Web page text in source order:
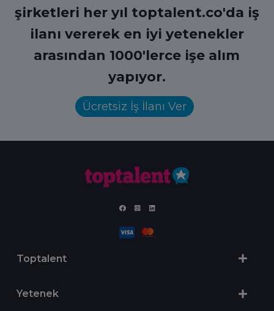
şirketleri her yıl toptalent.co'da iş
ilanı vererek en iyi yetenekler
arasından 1000'lerce işe alım
yapıyor.
Ücretsiz İş İlanı Ver
Toptalent
Yetenek